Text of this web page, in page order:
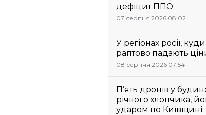
дефіцит ППО
07 серпня 2026 08:02
У регіонах росії,
раптово падають
08 серпня 2026 07:54
П’ять дронів у
річного хлопчика,
ударом по Київщині